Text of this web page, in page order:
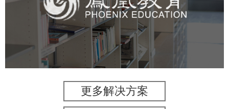
培训教育 高校 教育网站建设
学校网站建设
大学网站建设
高校网站建设
更多解决方案